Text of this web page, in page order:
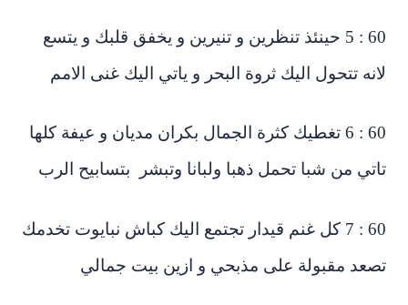
60 : 5 حينئذ تنظرين و تنيرين و يخفق قلبك و يتسع
تتحول اليك ثروة البحر و ياتي اليك غنى الامم
60 : 6 تغطيك كثرة الجمال بكران مديان و عيفة كلها
من شبا تحمل ذهبا ولبانا وتبشر بتسابيح الرب
60 : 7 كل غنم قيدار تجتمع اليك كباش نبايوت تخدمك
مقبولة على مذبحي و ازين بيت جمالي